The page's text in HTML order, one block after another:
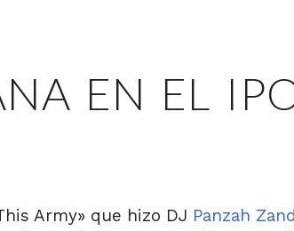
EN EL
Army» que hizo DJ Panzah